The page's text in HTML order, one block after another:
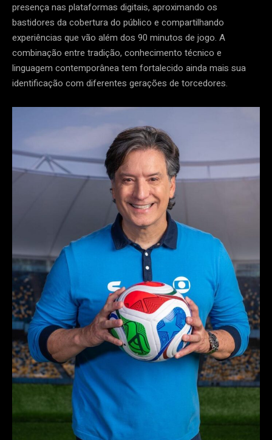
presença nas plataformas digitais, aproximando os
bastidores da cobertura do público e compartilhando
experiências que vão além dos 90 minutos de jogo. A
combinação entre tradição, conhecimento técnico e
linguagem contemporânea tem fortalecido ainda mais sua
identificação com diferentes gerações de torcedores.